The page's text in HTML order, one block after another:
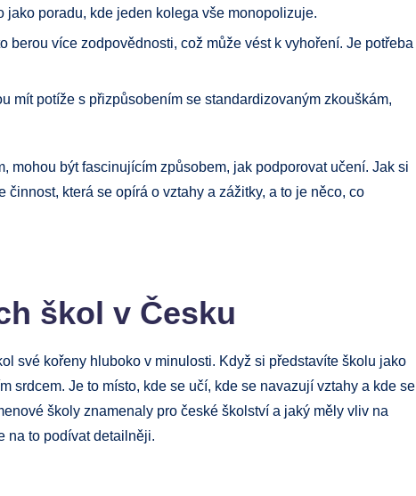
jako poradu, kde jeden kolega vše monopolizuje.
berou více zodpovědnosti, což může vést k vyhoření. Je potřeba
mít potíže s přizpůsobením se standardizovaným zkouškám,
mohou být fascinujícím způsobem, jak podporovat učení. Jak si
která se opírá o vztahy a zážitky, a to je něco, co
škol v Česku
své kořeny hluboko v minulosti. Když si představíte školu jako
srdcem. Je to místo, kde se učí, kde se navazují vztahy a kde se
školy znamenaly pro české školství a jaký měly vliv na
na to podívat detailněji.